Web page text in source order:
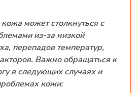
может столкнуться с
из-за низкой
перепадов температур,
Важно обращаться к
в следующих случаях и
кожи: